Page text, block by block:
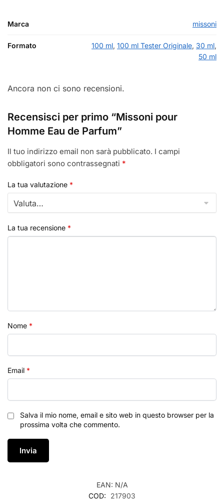
Marca missoni
Formato 100 ml, 100 ml Tester Originale, 30 ml,
50 ml
Ancora non ci sono recensioni.
Recensisci per primo “Missoni pour
Homme Eau de Parfum”
Il tuo indirizzo email non sarà pubblicato. I campi
obbligatori sono contrassegnati *
La tua valutazione *
La tua recensione *
Nome *
Email *
Salva il mio nome, email e sito web in questo browser per la
prossima volta che commento.
EAN: N/A
COD:
217903